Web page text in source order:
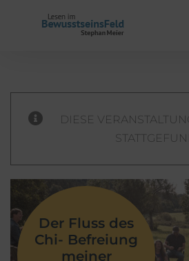
Stephan Meier
Termine
Kontakt
DIESE
Der Fluss des
Chi- Befreiung
meiner